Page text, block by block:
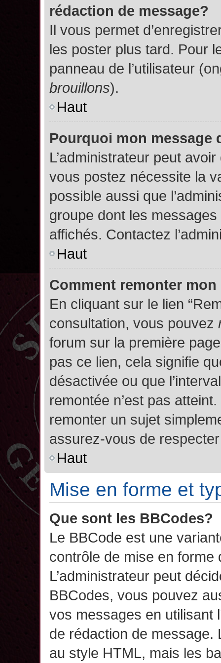
rédaction de message?
Il vous permet
les poster plus tard. Pour
panneau de l’utilisateur
brouillons).
Haut
Pourquoi mon message
L’administrateur peut
vous postez nécessite la
possible aussi que
groupe dont les
affichés. Contactez
Haut
Comment remonter
En cliquant sur le lien
consultation, vous pouvez
forum sur la première
pas ce lien, cela signifie
désactivée ou que
remontée n’est pas
remonter un sujet
assurez-vous de
Haut
Mise en forme et
Que sont les BBCodes?
Le BBCode est une
contrôle de mise en forme
L’administrateur peut
BBCodes, vous pouvez
vos messages en utilisant
de rédaction de message.
au style HTML, mais les